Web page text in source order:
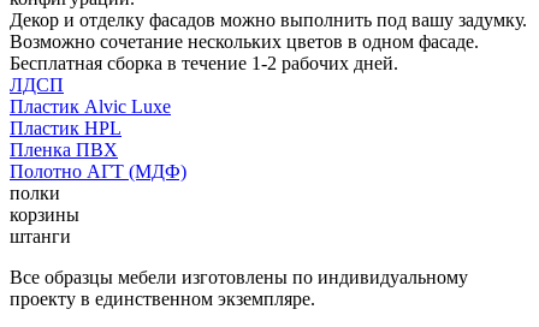
Декор и отделку фасадов можно выполнить под вашу задумку.
Возможно сочетание нескольких цветов в одном фасаде.
Бесплатная сборка в течение 1-2 рабочих дней.
ЛДСП
Пластик Alvic Luxe
Пластик HPL
Пленка ПВХ
Полотно АГТ (МДФ)
полки
корзины
штанги
Все образцы мебели изготовлены по индивидуальному
проекту в единственном экземпляре.